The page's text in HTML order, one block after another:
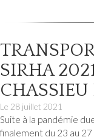
SIRHA
CHASSIEU
Le 28 juillet 2021
Suite à la pandémie
finalement du 23 au